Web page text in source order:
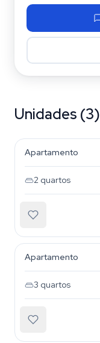
Unidades (3)
Azenha
Apartamento
2 quartos
Apartamento
3 quartos